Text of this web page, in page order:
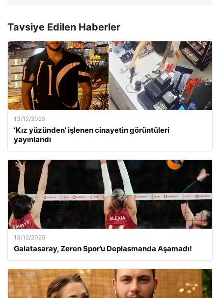
Tavsiye Edilen Haberler
13/12/2025
‘Kız yüzünden’ işlenen cinayetin görüntüleri
yayınlandı
13/12/2025
Galatasaray, Zeren Spor’u Deplasmanda Aşamadı!